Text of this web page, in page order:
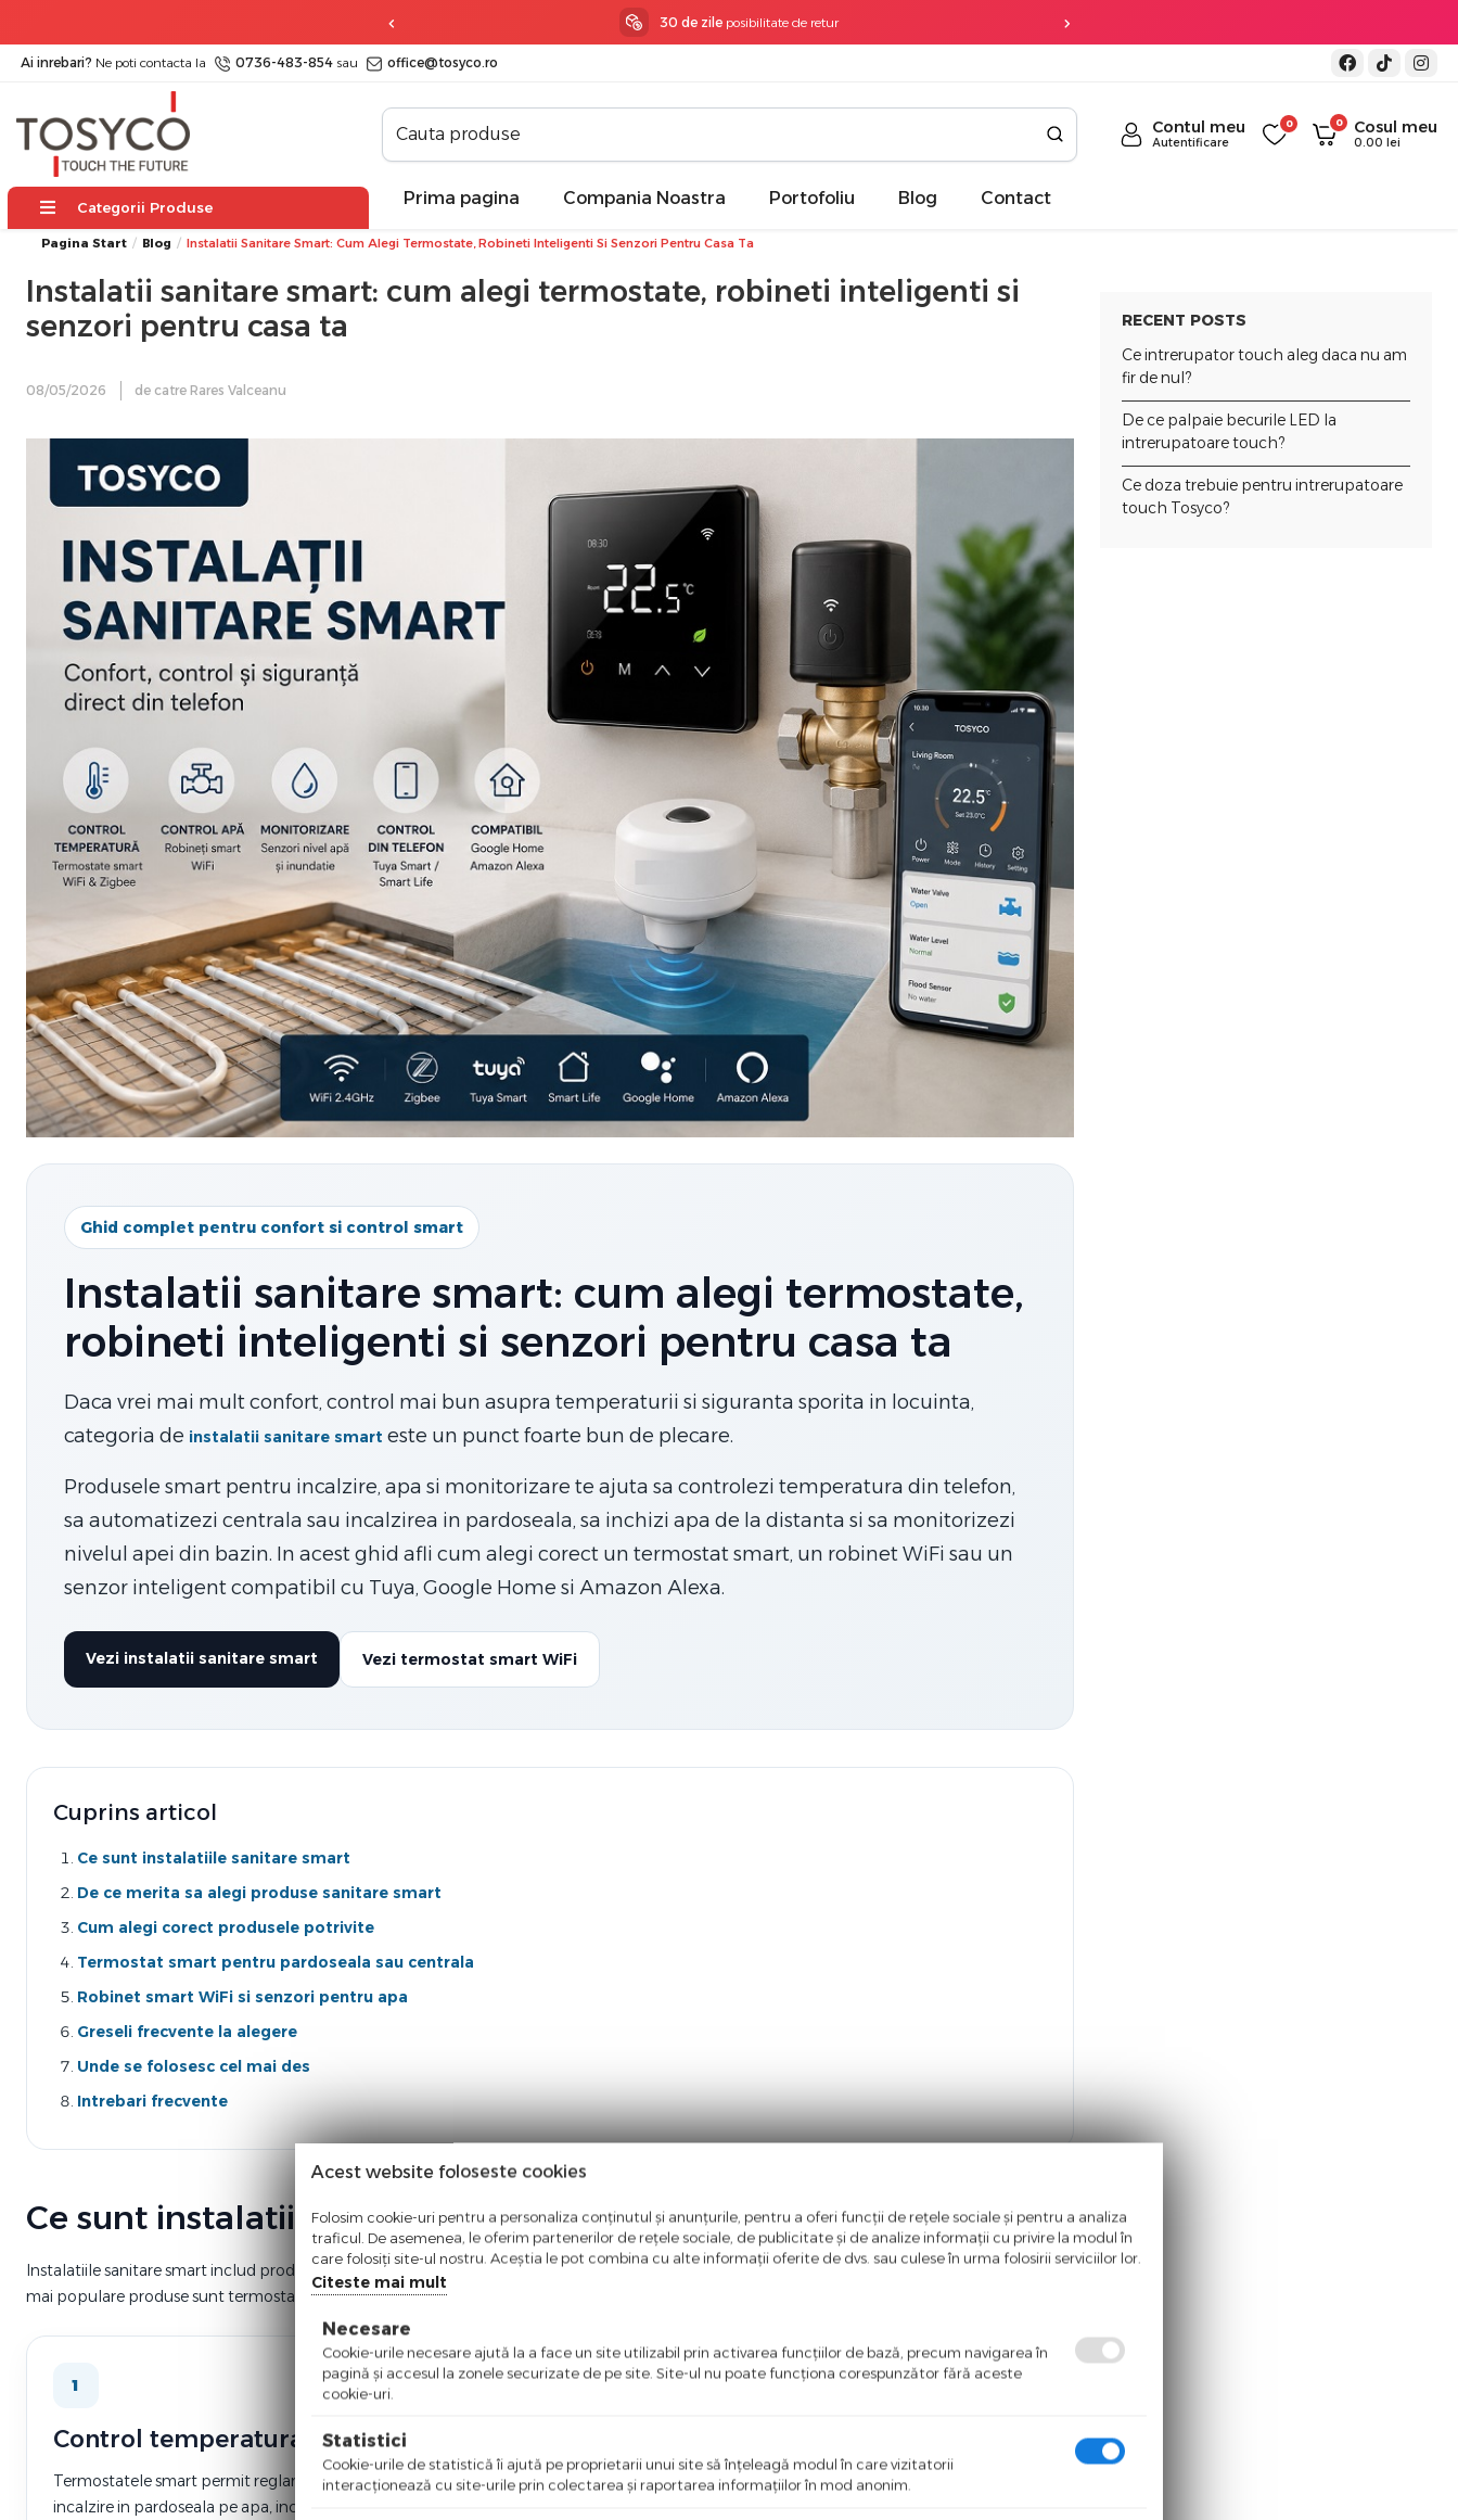
3 ani garantiela toate produsele
Ai inrebari? Ne poti contacta la 0736-483-854 sau office@tosyco.ro
Contul meu
Autentificare
0 0 Cosul meu
0.00 lei
Categorii Produse Prima pagina Compania Noastra Portofoliu Blog Contact
Pagina Start Blog Instalatii Sanitare Smart: Cum Alegi Termostate, Robineti Inteligenti Si Senzori Pentru Casa Ta
Instalatii sanitare smart: cum alegi termostate, robineti inteligenti si
senzori pentru casa ta
08/05/2026 de catre Rares Valceanu
Ghid complet pentru confort si control smart
Instalatii sanitare smart: cum alegi termostate,
robineti inteligenti si senzori pentru casa ta
Daca vrei mai mult confort, control mai bun asupra temperaturii si siguranta sporita in locuinta,
categoria de instalatii sanitare smart este un punct foarte bun de plecare.
Produsele smart pentru incalzire, apa si monitorizare te ajuta sa controlezi temperatura din telefon,
sa automatizezi centrala sau incalzirea in pardoseala, sa inchizi apa de la distanta si sa monitorizezi
nivelul apei din bazin. In acest ghid afli cum alegi corect un termostat smart, un robinet WiFi sau un
senzor inteligent compatibil cu Tuya, Google Home si Amazon Alexa.
Vezi instalatii sanitare smart Vezi termostat smart WiFi
Cuprins articol
Ce sunt instalatiile sanitare smart
De ce merita sa alegi produse sanitare smart
Cum alegi corect produsele potrivite
Termostat smart pentru pardoseala sau centrala
Robinet smart WiFi si senzori pentru apa
Greseli frecvente la alegere
Unde se folosesc cel mai des
Intrebari frecvente
Ce sunt instalatiile sanitare smart
Instalatiile sanitare smart includ produse inteligente care ajuta la controlul temperaturii, al apei si al unor functii importante din locuinta. Cele
mai populare produse sunt termostatele smart, robinetii WiFi si senzorii pentru monitorizarea apei.
1
Control temperatura
Termostatele smart permit reglarea temperaturii pentru
incalzire in pardoseala pe apa, incalzire electrica sau centrala
2
Robinetii inteligenti si senzorii pentru apa pot ajuta la
RECENT POSTS
Ce intrerupator touch aleg daca nu am
fir de nul?
De ce palpaie becurile LED la
intrerupatoare touch?
Ce doza trebuie pentru intrerupatoare
touch Tosyco?
Acest website foloseste cookies
Folosim cookie-uri pentru a personaliza conținutul și anunțurile, pentru a oferi funcții de rețele sociale și pentru a analiza
traficul. De asemenea, le oferim partenerilor de rețele sociale, de publicitate și de analize informații cu privire la modul în
care folosiți site-ul nostru. Aceștia le pot combina cu alte informații oferite de dvs. sau culese în urma folosirii serviciilor lor.
Citeste mai mult
Necesare
Cookie-urile necesare ajută la a face un site utilizabil prin activarea funcţiilor de bază, precum navigarea în
pagină şi accesul la zonele securizate de pe site. Site-ul nu poate funcţiona corespunzător fără aceste
cookie-uri.
Statistici
Cookie-urile de statistică îi ajută pe proprietarii unui site să înţeleagă modul în care vizitatorii
interacţionează cu site-urile prin colectarea şi raportarea informaţiilor în mod anonim.